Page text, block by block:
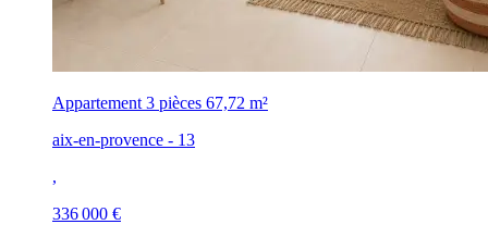
Appartement 3 pièces 67,72 m²
aix-en-provence - 13
,
336 000 €